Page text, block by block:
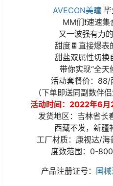
AVECON美瞳
MM们❗速速
又一波强有力
甜度🍫直接爆表
甜盐双属性切换
带你实现“全天
活动套餐价：88/
（下单即送同副数伴
活动时间：2022年6
发货地区：吉林省长
西藏不发，新疆
工厂材质：康视达/海
度数范围：0-
产品注册证号： 国